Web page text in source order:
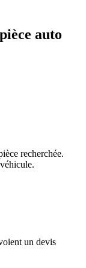
auto
recherchée.
un devis